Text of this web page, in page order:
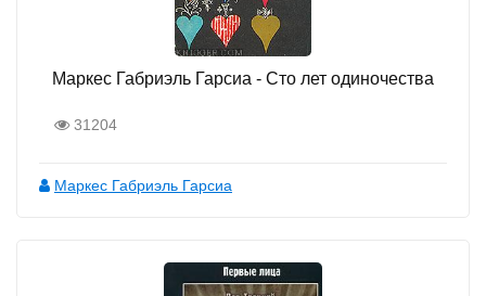
Маркес Габриэль Гарсиа - Сто лет одиночества
31204
Маркес Габриэль Гарсиа